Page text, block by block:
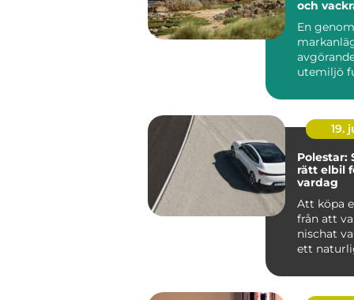
och
En
utemiljö
det hand...
19.
Polestar:
rätt elbil
vardag
Att köpa
från att
nischat
ett